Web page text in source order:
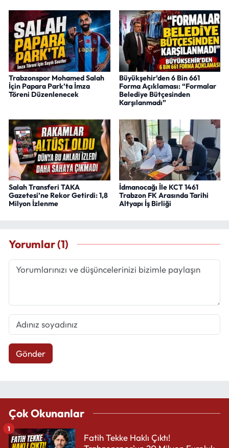
Trabzonspor Mohamed Salah
İçin Papara Park’ta İmza
Töreni Düzenlenecek
Büyükşehir’den 6 Bin 661
Forma Açıklaması: “Formalar
Belediye Bütçesinden
Karşılanmadı”
Salah Transferi TAKA
Gazetesi’ne Rekor Getirdi: 1,8
Milyon İzlenme
İdmanocağı İle KCT 1461
Trabzon FK Arasında Tarihi
Altyapı İş Birliği
Yorumlar (1)
Gönder
Çok Okunanlar
Fatih Tekke Haklı Çıktı!
1